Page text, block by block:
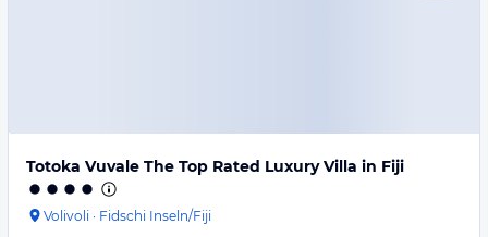
Totoka Vuvale The Top Rated Luxury Villa in Fiji
Volivoli · Fidschi Inseln/Fiji